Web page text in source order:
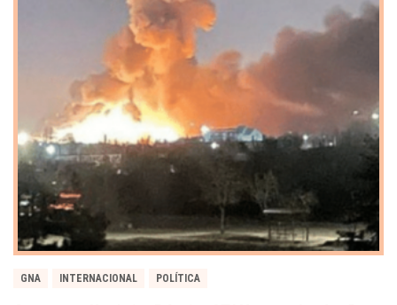
GNA INTERNACIONAL POLÍTICA